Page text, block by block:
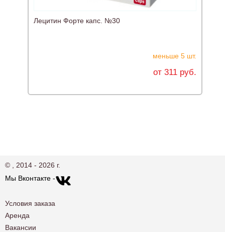
Лецитин Форте капс. №30
меньше 5 шт.
от 311 руб.
© , 2014 - 2026 г.
Мы Вконтакте -
Условия заказа
Аренда
Вакансии